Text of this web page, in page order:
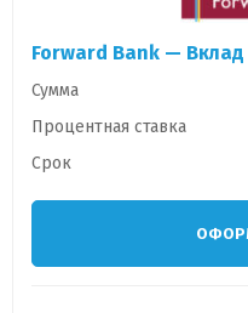
Forward Bank —
Сумма
Процентная ставка
Срок